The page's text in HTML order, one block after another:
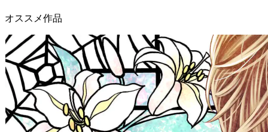
オススメ作品